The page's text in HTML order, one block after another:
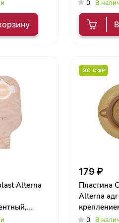
0 В
Alterna
ЭС СФР
179 ₽
Пластина
Alterna
0 В